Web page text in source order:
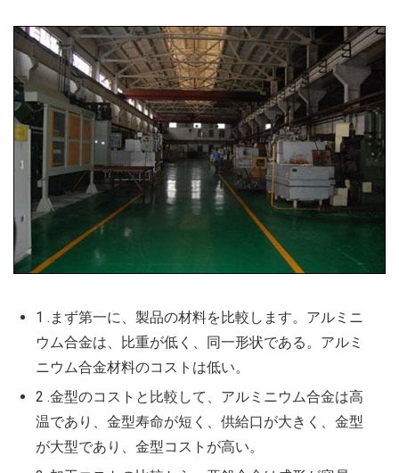
1 .まず第一に、製品の材料を比較します。アルミニ
ウム合金は、比重が低く、同一形状である。アルミ
ニウム合金材料のコストは低い。
2 .金型のコストと比較して、アルミニウム合金は高
温であり、金型寿命が短く、供給口が大きく、金型
が大型であり、金型コストが高い。